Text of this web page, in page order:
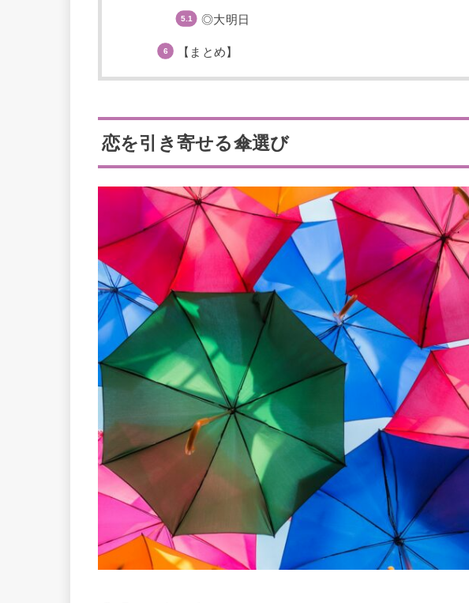
◎大明日
【まとめ】
恋を引き寄せる傘選び